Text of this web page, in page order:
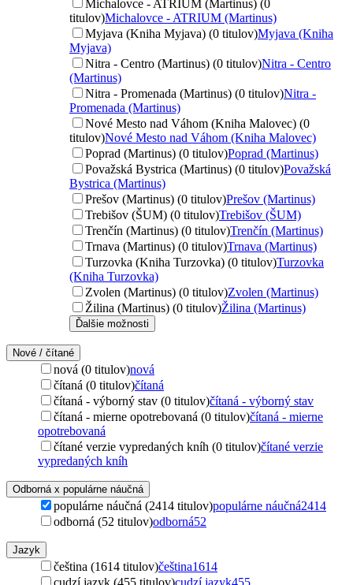
Michalovce - ATRIUM (Martinus) (0
titulov)Michalovce - ATRIUM (Martinus)
Myjava (Kniha Myjava) (0 titulov)Myjava (Kniha
Myjava)
Nitra - Centro (Martinus) (0 titulov)Nitra - Centro
(Martinus)
Nitra - Promenada (Martinus) (0 titulov)Nitra -
Promenada (Martinus)
Nové Mesto nad Váhom (Kniha Malovec) (0
titulov)Nové Mesto nad Váhom (Kniha Malovec)
Poprad (Martinus) (0 titulov)Poprad (Martinus)
Považská Bystrica (Martinus) (0 titulov)Považská
Bystrica (Martinus)
Prešov (Martinus) (0 titulov)Prešov (Martinus)
Trebišov (ŠUM) (0 titulov)Trebišov (ŠUM)
Trenčín (Martinus) (0 titulov)Trenčín (Martinus)
Trnava (Martinus) (0 titulov)Trnava (Martinus)
Turzovka (Kniha Turzovka) (0 titulov)Turzovka
(Kniha Turzovka)
Zvolen (Martinus) (0 titulov)Zvolen (Martinus)
Žilina (Martinus) (0 titulov)Žilina (Martinus)
Ďalšie možnosti
Nové / čítané
nová (0 titulov)nová
čítaná (0 titulov)čítaná
čítaná - výborný stav (0 titulov)čítaná - výborný stav
čítaná - mierne opotrebovaná (0 titulov)čítaná - mierne
opotrebovaná
čítané verzie vypredaných kníh (0 titulov)čítané verzie
vypredaných kníh
Odborná x populárne náučná
populárne náučná (2414 titulov)populárne náučná2414
odborná (52 titulov)odborná52
Jazyk
čeština (1614 titulov)čeština1614
cudzí jazyk (455 titulov)cudzí jazyk455